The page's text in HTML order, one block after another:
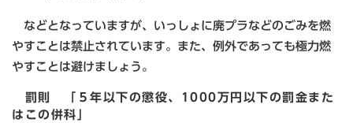
などとなっていますが、いっしょに廃プラなどのごみを燃
やすことは禁止されています。また、例外であっても極力燃
やすことは避けましょう。
罰則 「５年以下の懲役、1000万円以下の罰金また
はこの併科」